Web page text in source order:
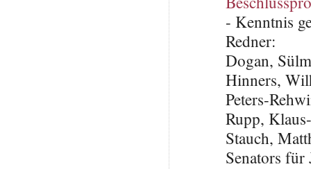
- Kenntnis
Redner:
Dogan,
Hinners,
Peters-
Rupp,
Stauch,
Senators für